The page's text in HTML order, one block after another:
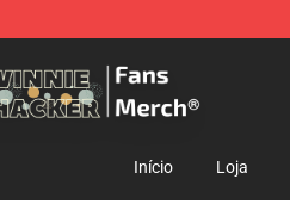
Início Loja